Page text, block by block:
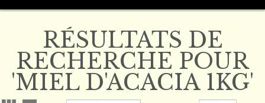
RÉSULTATS DE
RECHERCHE POUR
'MIEL D'ACACIA 1KG'